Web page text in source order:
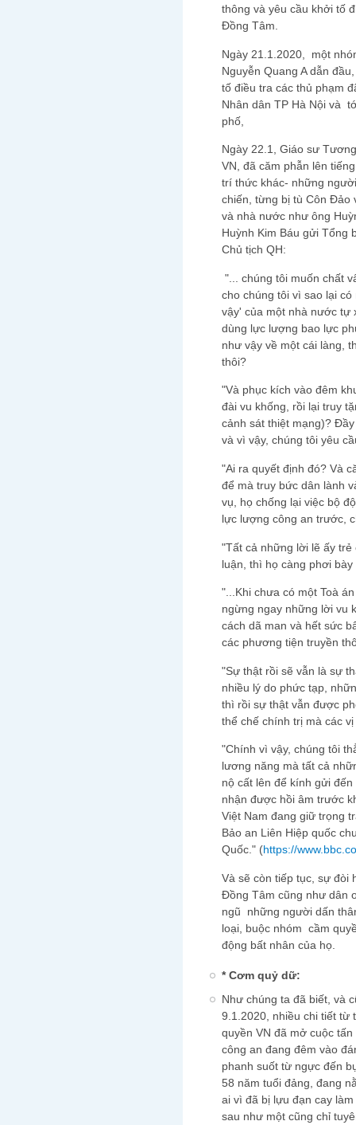
thông và yêu cầu khởi tố
Đồng Tâm.
Ngày 21.1.2020, một
Nguyễn Quang A dẫn
tố điều tra các thủ phạm
Nhân dân TP Hà Nội và
phố,
Ngày 22.1, Giáo sư
VN, đã căm phẫn lên
trí thức khác- những
chiến, từng bị tù Côn Đảo
và nhà nước như ông
Huỳnh Kim Báu gửi Tổng
Chủ tịch QH:
"... chúng tôi muốn chất
cho chúng tôi vì sao lại
vậy' của một nhà nước tự
dùng lực lượng bao lực
như vậy về một cái làng,
thôi?
"Và phục kích vào đêm
đài vu khống, rồi lại truy
cảnh sát thiệt mạng)?
và vì vậy, chúng tôi yêu
"Ai ra quyết định đó? Và
để mà truy bức dân lành
vụ, họ chống lại việc bộ
lực lượng công an trước,
"Tất cả những lời lẽ ấy
luận, thì họ càng phơi
"...Khi chưa có một Toà
ngừng ngay những lời vu
cách dã man và hết sức
các phương tiện truyền
"Sự thật rồi sẽ vẫn là sự
nhiều lý do phức tạp,
thì rồi sự thật vẫn được
thể chế chính trị mà các
"Chính vì vậy, chúng tôi
lương năng mà tất cả
nộ cất lên để kính gửi
nhận được hồi âm trước
Việt Nam đang giữ trọng
Bảo an Liên Hiệp quốc
Quốc." (https://
Và sẽ còn tiếp tục, sự đòi
Đồng Tâm cũng như dân
ngũ những người dấn
loại, buộc nhóm cầm
động bất nhân của họ.
* Cơmquỷ dữ:
Như chúng ta đã biết, và
9.1.2020, nhiều chi tiết từ
quyền VN đã mở cuộc
công an đang đêm vào
phanh suốt từ ngực đến
58 năm tuổi đảng, đang
ai vì đã bị lựu đạn cay
sau như một cũng chỉ